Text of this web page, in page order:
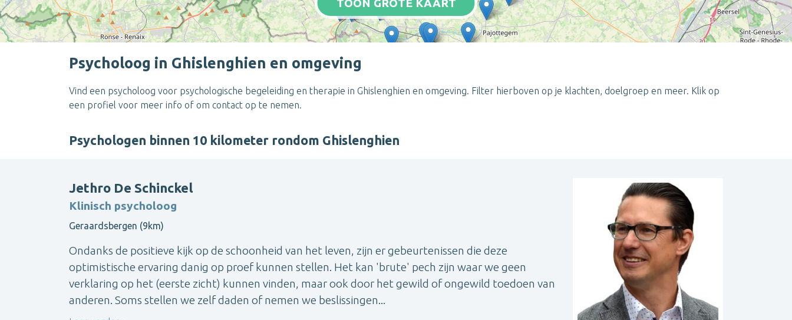
TOON GROTE KAART
Psycholoog in Ghislenghien en omgeving
Vind een psycholoog voor psychologische begeleiding en therapie in Ghislenghien en omgeving. Filter hierboven op je klachten, doelgroep en meer. Klik op
een profiel voor meer info of om contact op te nemen.
Psychologen binnen 10 kilometer rondom Ghislenghien
Jethro De Schinckel
Klinisch psycholoog
Geraardsbergen (9km)
Ondanks de positieve kijk op de schoonheid van het leven, zijn er gebeurtenissen die deze
optimistische ervaring danig op proef kunnen stellen. Het kan 'brute' pech zijn waar we geen
verklaring op het (eerste zicht) kunnen vinden, maar ook door het gewild of ongewild toedoen van
anderen. Soms stellen we zelf daden of nemen we beslissingen...